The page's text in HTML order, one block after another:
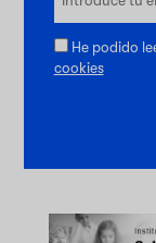
He podido
cookies